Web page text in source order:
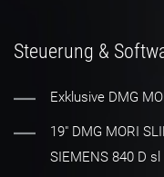
Steuerung &
Exklusive DMG
19" DMG MORI
SIEMENS 840 D sl